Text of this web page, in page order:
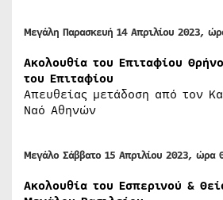
Μεγάλη Παρασκευή 14 Απριλίου 2023,
Ακολουθία του Επιταφίου
του Επιταφίου
Απευθείας μετάδοση από τον
Ναό Αθηνών
Μεγάλο Σάββατο 15 Απριλίου 2023, ώρα
Ακολουθία του Εσπερινού &